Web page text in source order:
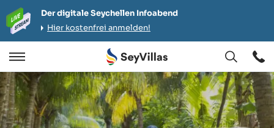
Der digitale Seychellen Infoabend
Hier kostenfrei anmelden!
Schließen
Öffnen